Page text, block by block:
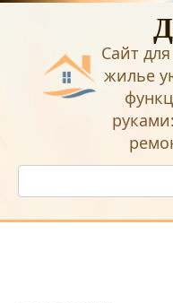
Перейти
Сайт
жилье
Поиск: